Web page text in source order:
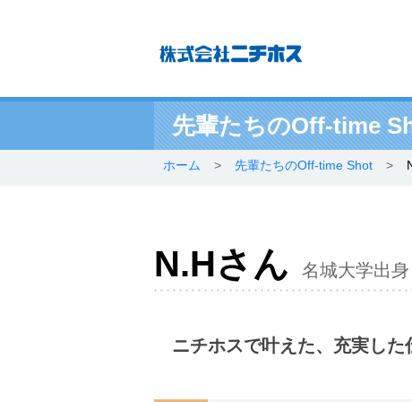
先輩たちのOff-time
ホーム > 先輩たちのOff-time Shot >
N.Hさん 名城大学出
ニチホスで叶えた、充実し